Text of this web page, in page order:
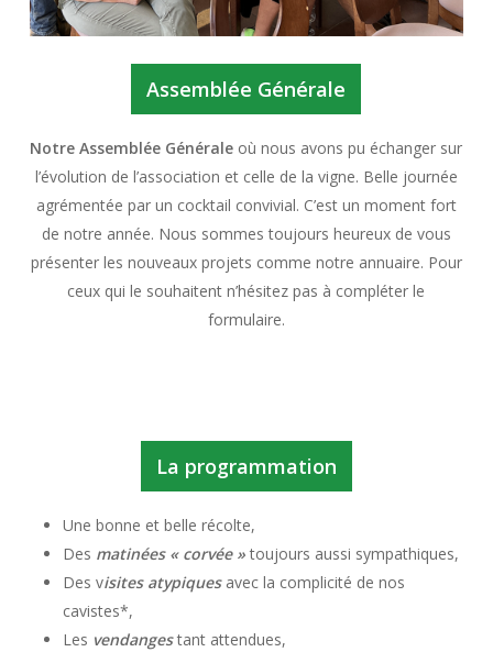
Assemblée Générale
Notre Assemblée Générale où nous avons pu échanger sur
l’évolution de l’association et celle de la vigne. Belle journée
agrémentée par un cocktail convivial. C’est un moment fort
de notre année. Nous sommes toujours heureux de vous
présenter les nouveaux projets comme notre annuaire. Pour
ceux qui le souhaitent n’hésitez pas à compléter le
formulaire.
La programmation
Une bonne et belle récolte,
Des matinées « corvée »toujours aussi sympathiques,
Des visites atypiquesavec la complicité de nos
cavistes*,
Les vendangestant attendues,